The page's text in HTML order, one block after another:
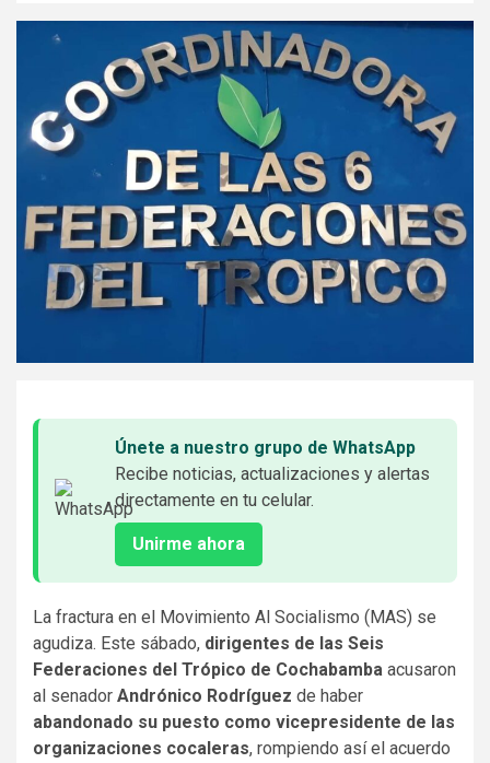
Únete a nuestro grupo de WhatsApp
Recibe noticias, actualizaciones y alertas
directamente en tu celular.
Unirme ahora
La fractura en el Movimiento Al Socialismo (MAS) se
agudiza. Este sábado, dirigentes de las Seis
Federaciones del Trópico de Cochabamba acusaron
al senador Andrónico Rodríguez de haber
abandonado su puesto como vicepresidente de las
organizaciones cocaleras, rompiendo así el acuerdo